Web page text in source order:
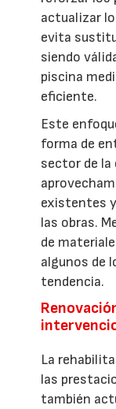
actualizar
evita
siendo
piscina
eficiente.
Este
forma de
sector de la
existentes
las obras.
de
algunos de
tendencia.
La
las
también